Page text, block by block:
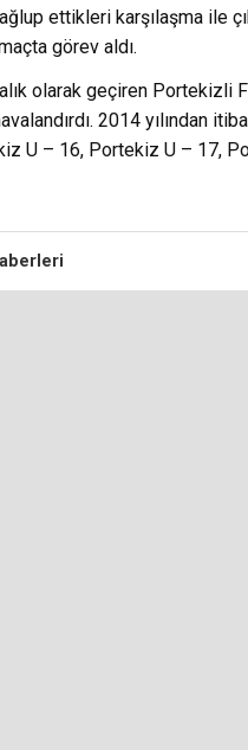
ettikleri karşılaşma ile
görev aldı.
olarak geçiren Portekizli
2014 yılından
U – 16, Portekiz U – 17,